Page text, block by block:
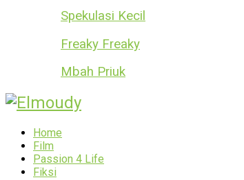
Spekulasi Kecil
Freaky Freaky
Mbah Priuk
Home
Film
Passion 4 Life
Fiksi